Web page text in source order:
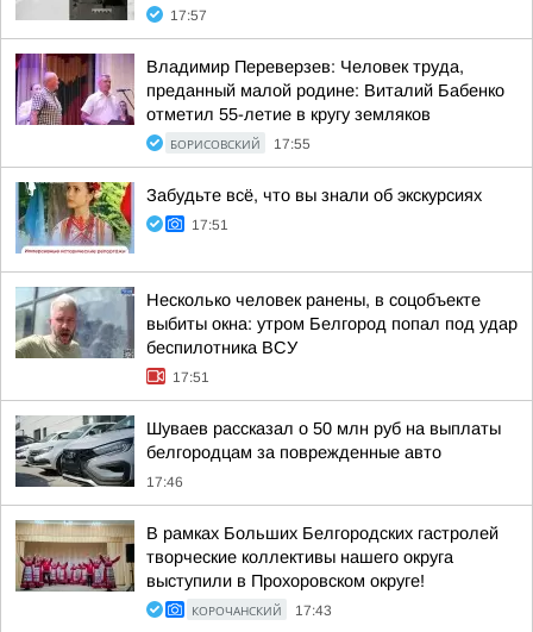
17:57
Владимир Переверзев: Человек труда,
преданный малой родине: Виталий Бабенко
отметил 55-летие в кругу земляков
БОРИСОВСКИЙ 17:55
Забудьте всё, что вы знали об экскурсиях
17:51
Несколько человек ранены, в соцобъекте
выбиты окна: утром Белгород попал под удар
беспилотника ВСУ
17:51
Шуваев рассказал о 50 млн руб на выплаты
белгородцам за поврежденные авто
17:46
В рамках Больших Белгородских гастролей
творческие коллективы нашего округа
выступили в Прохоровском округе!
КОРОЧАНСКИЙ 17:43